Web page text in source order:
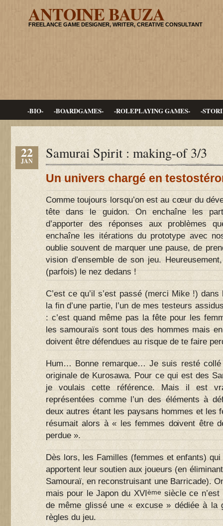
ANTOINE BAUZA
FREELANCE GAME DESIGNER, WRITER, CREATIVE CONSULTANT
-BIO- -BOARDGAMES- -ROLEPLAYING GAMES- -
22
JAN Samurai Spirit : making-of 3/3
Un univers chargé en
Comme toujours lorsqu’on est au cœur du
tête dans le guidon. On enchaîne les
d’apporter des réponses aux problèmes
enchaîne les itérations du prototype avec
oublie souvent de marquer une pause, de
vision d’ensemble de son jeu.
(parfois) le nez dedans !
C’est ce qu’il s’est passé (merci Mike !)
la fin d’une partie, l’un de mes testeurs
: c’est quand même pas la fête pour les
les samouraïs sont tous des hommes mais
doivent être défendues au risque de te faire
Hum… Bonne remarque… Je suis resté collé
originale de Kurosawa. Pour ce qui est des
je voulais cette référence. Mais il est
représentées comme l’un des éléments à
deux autres étant les paysans hommes et les
résumait alors à « les femmes doivent être
perdue ».
Dès lors, les Familles (femmes et enfants)
apportent leur soutien aux joueurs (en
Samouraï, en reconstruisant une Barricade).
mais pour le Japon du XVIèmesiècle ce n’est
de même glissé une « excuse » dédiée à la
règles du jeu.